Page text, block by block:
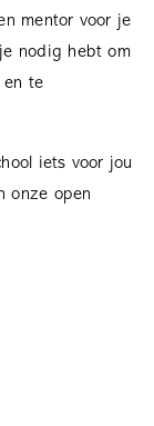
mentor voor je
nodig hebt om
en te
iets voor jou
onze open